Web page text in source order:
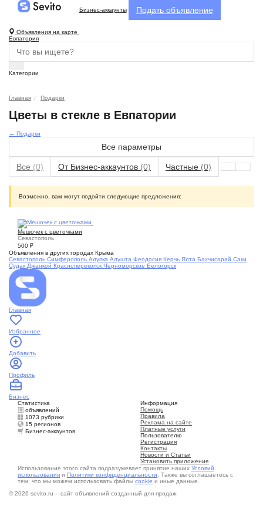
Бизнес-аккаунты Подать объявление
Объявления на карте
Евпатория
Категории
Главная Подарки
Цветы в стекле в Евпатории
← Подарки
Все параметры
Все (0) От Бизнес-аккаунтов (0) Частные (0)
Возможно, вам могут подойти следующие предложения:
Мешочек с цветочками
Севастополь
500 ₽
Объявления в других городах Крыма
Севастополь Симферополь Алупка Алушта Феодосия Керчь Ялта Бахчисарай Саки
Судак Джанкой Красноперекопск Черноморское Белогорск
Главная
Избранное
Добавить
Профиль
Бизнес
Статистика
объявлений
1073 рубрики
15 регионов
Бизнес-аккаунтов
Информация
Помощь
Правила
Реклама на сайте
Платные услуги
Пользователю
Регистрация
Контакты
Новости и Статьи
Установить приложение
Использование этого сайта подразумевает принятие наших Условий
использования и Политики конфиденциальности . Также вы соглашаетесь с
тем, что мы можем использовать файлы cookie и иные данные.
© 2026 sevito.ru – сайт объявлений созданный для продаж